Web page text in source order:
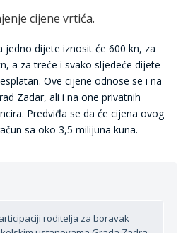
cijene vrtića.
jedno dijete iznosit će 600 kn, za
a za treće i svako sljedeće dijete
Ove cijene odnose se i na
Zadar, ali i na one privatnih
Predviđa se da će cijena ovog
sa oko 3,5 milijuna kuna.
roditelja za boravak